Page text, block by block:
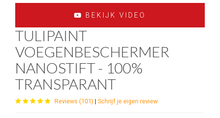
BEKIJK VIDEO
TULIPAINT
VOEGENBESCHERMER
NANOSTIFT - 100%
TRANSPARANT
Reviews (101) | Schrijf je eigen review